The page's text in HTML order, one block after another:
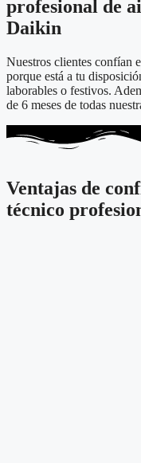
profesional de
Daikin
Nuestros clientes confían
porque está a tu
laborables o festivos.
de 6 meses de todas
Ventajas de
técnico